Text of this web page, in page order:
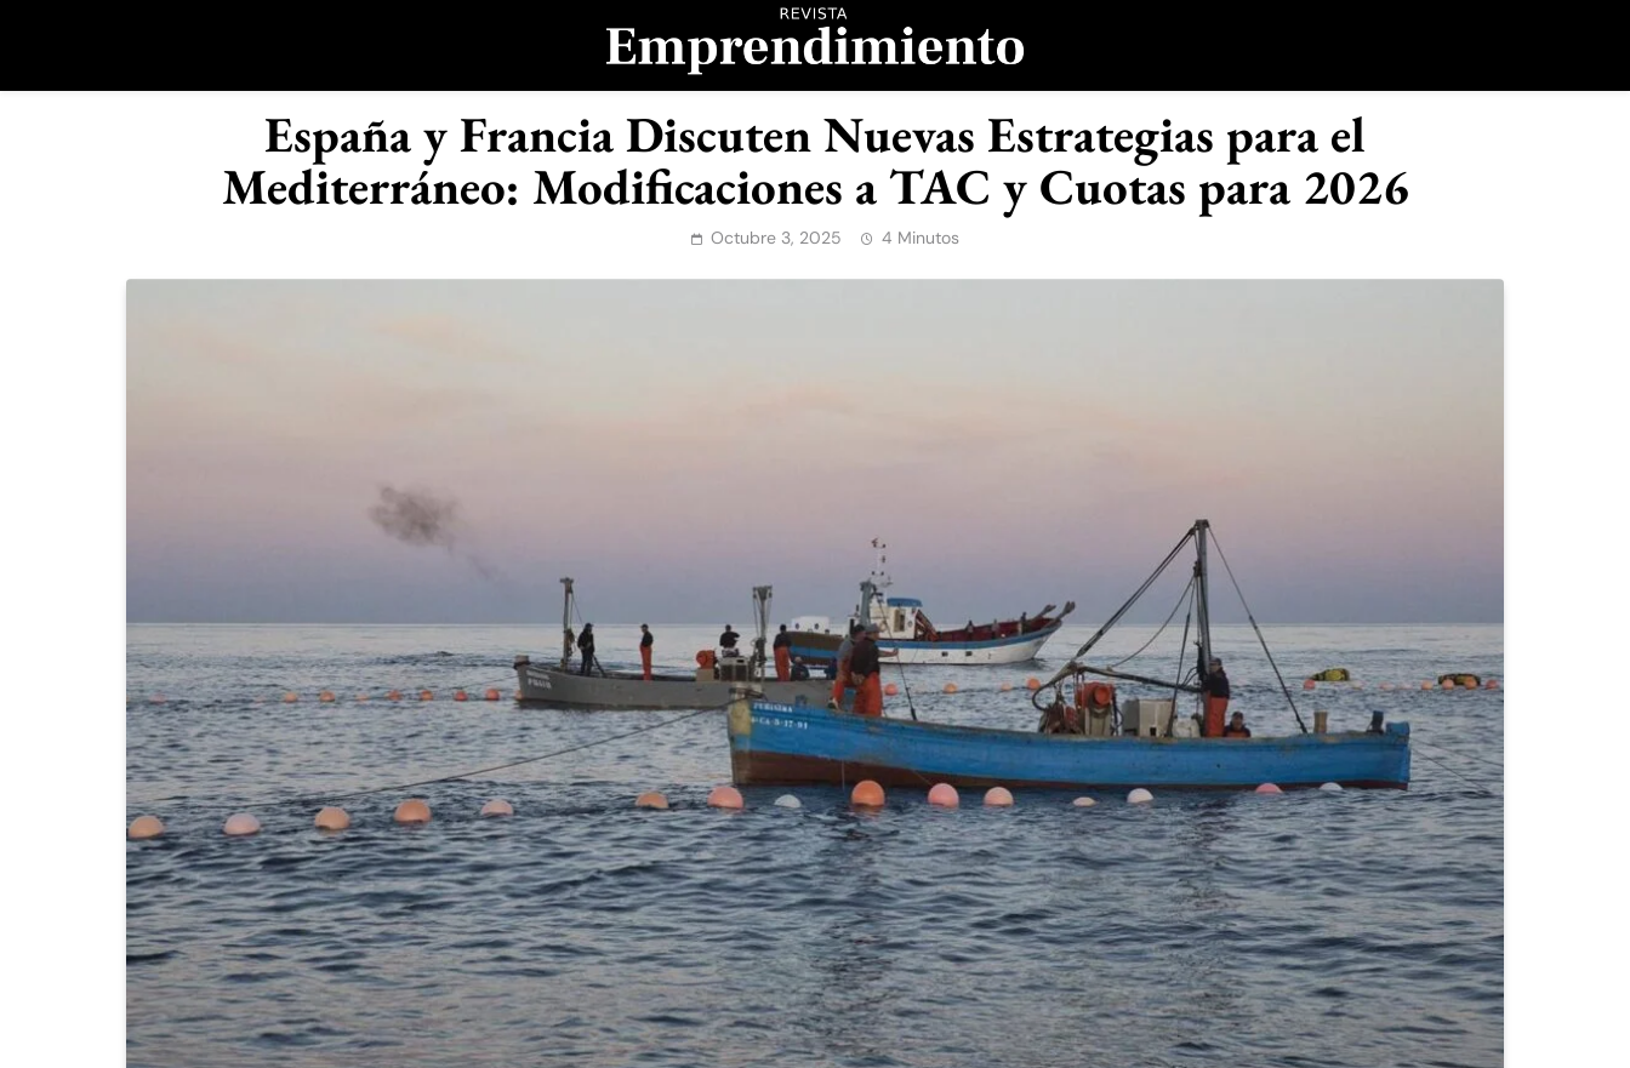
Revista Emprendimiento
España y Francia Discuten Nuevas Estrategias para el
Mediterráneo: Modificaciones a TAC y Cuotas para 2026
Octubre 3, 2025 4 Minutos